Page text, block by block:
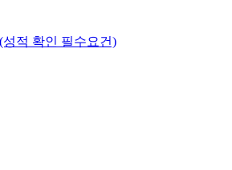
적 확인 필수요건)